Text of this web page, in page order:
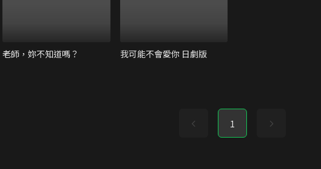
老師，妳不知道嗎？ 我可能不會愛你 日劇版
1